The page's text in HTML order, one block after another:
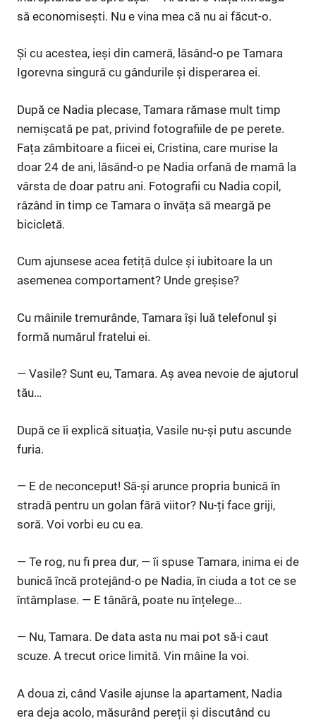
să economisești. Nu e vina mea că nu ai făcut-o.
Și cu acestea, ieși din cameră, lăsând-o pe Tamara
Igorevna singură cu gândurile și disperarea ei.
După ce Nadia plecase, Tamara rămase mult timp
nemișcată pe pat, privind fotografiile de pe perete.
Fața zâmbitoare a fiicei ei, Cristina, care murise la
doar 24 de ani, lăsând-o pe Nadia orfană de mamă la
vârsta de doar patru ani. Fotografii cu Nadia copil,
râzând în timp ce Tamara o învăța să meargă pe
bicicletă.
Cum ajunsese acea fetiță dulce și iubitoare la un
asemenea comportament? Unde greșise?
Cu mâinile tremurânde, Tamara își luă telefonul și
formă numărul fratelui ei.
— Vasile? Sunt eu, Tamara. Aș avea nevoie de ajutorul
tău…
După ce îi explică situația, Vasile nu-și putu ascunde
furia.
— E de neconceput! Să-și arunce propria bunică în
stradă pentru un golan fără viitor? Nu-ți face griji,
soră. Voi vorbi eu cu ea.
— Te rog, nu fi prea dur, — îi spuse Tamara, inima ei de
bunică încă protejând-o pe Nadia, în ciuda a tot ce se
întâmplase. — E tânără, poate nu înțelege…
— Nu, Tamara. De data asta nu mai pot să-i caut
scuze. A trecut orice limită. Vin mâine la voi.
A doua zi, când Vasile ajunse la apartament, Nadia
era deja acolo, măsurând pereții și discutând cu